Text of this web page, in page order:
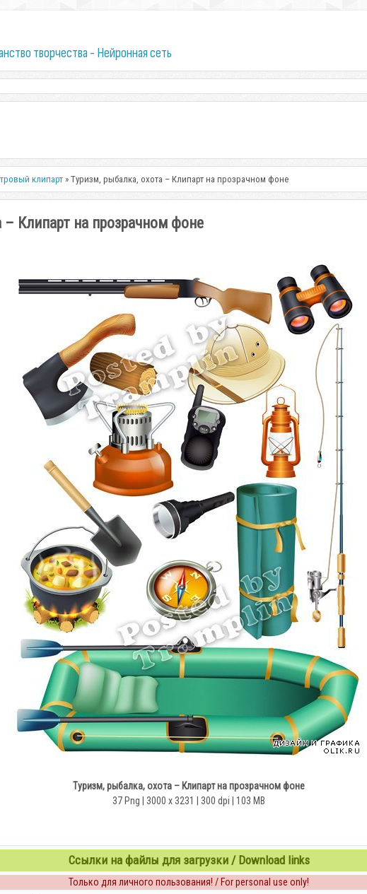
творчества - Нейронная сеть
клипарт » Туризм, рыбалка, охота – Клипарт на прозрачном фоне
– Клипарт на прозрачном фоне
Туризм, рыбалка, охота – Клипарт на прозрачном фоне
37 Png | 3000 x 3231 | 300 dpi | 103 MB
Ссылки на файлы для загрузки / Download links
Только для личного пользования! / For personal use only!